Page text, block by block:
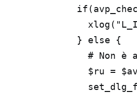
            } else {
# Non è
$ru =